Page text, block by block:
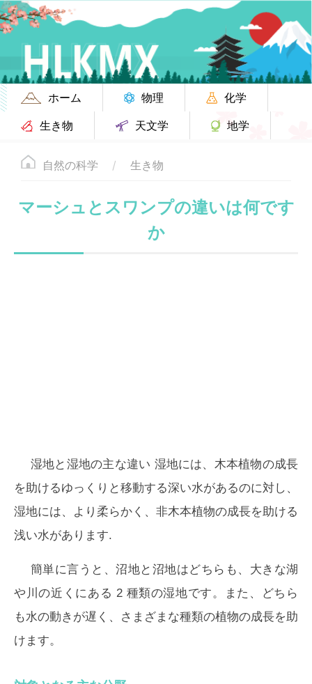
ホーム 物理
化学
生き物
天文学 地学
自然の科学 生き物
マーシュとスワンプの違いは何です
か
湿地と湿地の主な違い 湿地には、木本植物の成長
を助けるゆっくりと移動する深い水があるのに対し、
湿地には、より柔らかく、非木本植物の成長を助ける
浅い水があります.
簡単に言うと、沼地と沼地はどちらも、大きな湖
や川の近くにある 2 種類の湿地です。また、どちら
も水の動きが遅く、さまざまな種類の植物の成長を助
けます。